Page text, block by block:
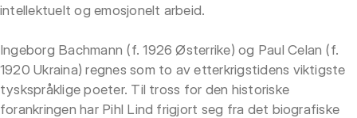
intellektuelt og emosjonelt arbeid.
Ingeborg Bachmann (f. 1926 Østerrike) og Paul Celan (f.
1920 Ukraina) regnes som to av etterkrigstidens viktigste
tyskspråklige poeter. Til tross for den historiske
forankringen har Pihl Lind frigjort seg fra det biografiske